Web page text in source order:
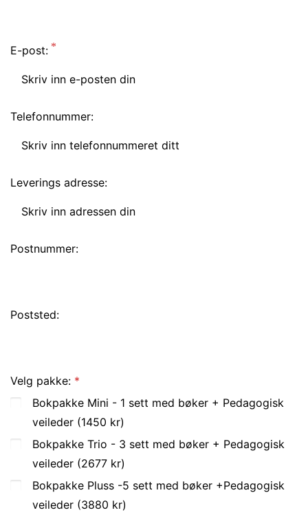
E-post:
Telefonnummer:
Leverings adresse:
Postnummer:
Poststed:
Velg pakke:
Bokpakke Mini - 1 sett med bøker + Pedagogisk
veileder (1450 kr)
Bokpakke Trio - 3 sett med bøker + Pedagogisk
veileder (2677 kr)
Bokpakke Pluss -5 sett med bøker +Pedagogisk
veileder (3880 kr)